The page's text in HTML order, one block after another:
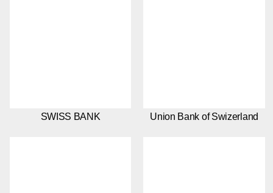
SWISS BANK Union Bank of Swizerland